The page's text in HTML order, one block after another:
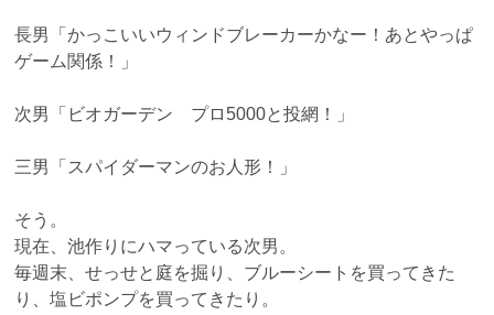
長男「かっこいいウィンドブレーカーかなー！あとやっぱ
ゲーム関係！」
次男「ビオガーデン プロ5000と投網！」
三男「スパイダーマンのお人形！」
そう。
現在、池作りにハマっている次男。
毎週末、せっせと庭を掘り、ブルーシートを買ってきた
り、塩ビポンプを買ってきたり。